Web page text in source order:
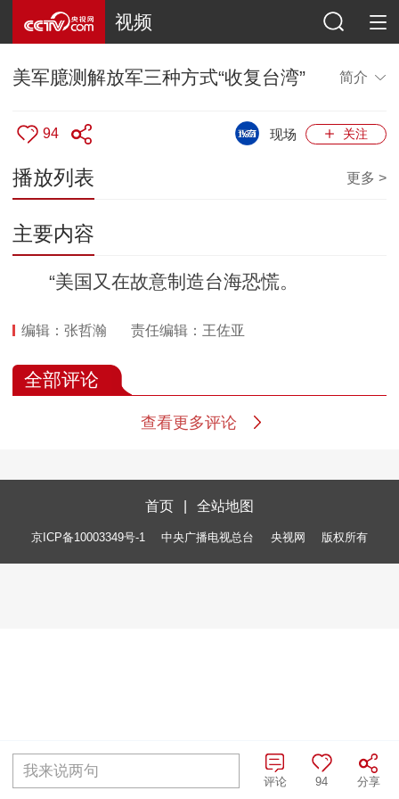
视频
美军臆测解放军三种方式“收复台湾” 简介
94 关注
现场
播放列表 更多 >
主要内容
“美国又在故意制造台海恐慌。
编辑：张哲瀚 责任编辑：王佐亚
全部评论
查看更多评论
首页 全站地图
京ICP备10003349号-1 中央广播电视总台 央视网 版权所有
我来说两句
分享
94
评论